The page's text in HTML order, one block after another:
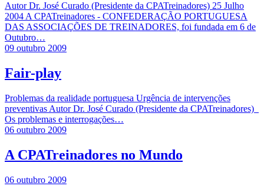
Autor Dr. José Curado (Presidente da CPATreinadores) 25 Julho
2004 A CPATreinadores - CONFEDERAÇÃO PORTUGUESA
DAS ASSOCIAÇÕES DE TREINADORES, foi fundada em 6 de
Outubro…
09 outubro 2009
Fair-play
Problemas da realidade portuguesa Urgência de intervenções
preventivas Autor Dr. José Curado (Presidente da CPATreinadores)
Os problemas e interrogações…
06 outubro 2009
A CPATreinadores no Mundo
06 outubro 2009